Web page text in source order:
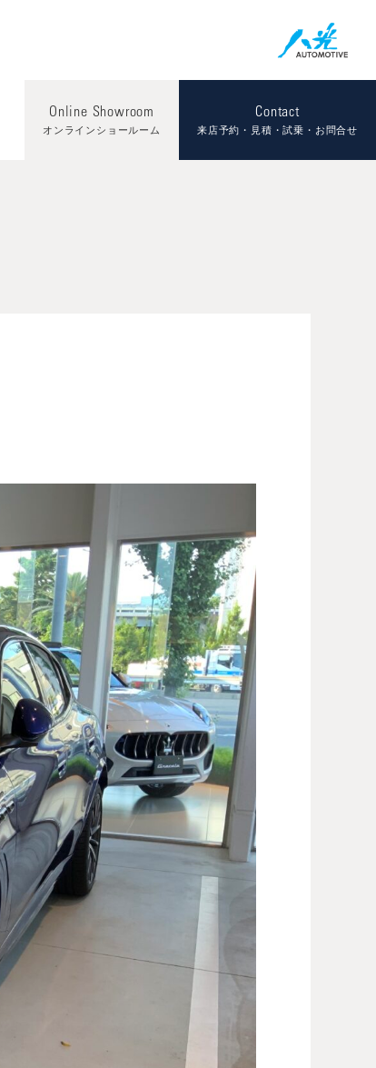
Online Showroom
オンラインショールーム
Contact
来店予約・見積・試乗・お問合せ